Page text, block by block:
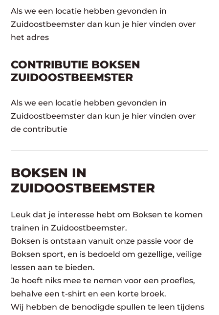
Als we een locatie hebben gevonden in
Zuidoostbeemster dan kun je hier vinden over
het adres
CONTRIBUTIE BOKSEN
ZUIDOOSTBEEMSTER
Als we een locatie hebben gevonden in
Zuidoostbeemster dan kun je hier vinden over
de contributie
BOKSEN IN
ZUIDOOSTBEEMSTER
Leuk dat je interesse hebt om Boksen te komen
trainen in Zuidoostbeemster.
Boksen is ontstaan vanuit onze passie voor de
Boksen sport, en is bedoeld om gezellige, veilige
lessen aan te bieden.
Je hoeft niks mee te nemen voor een proefles,
behalve een t-shirt en een korte broek.
Wij hebben de benodigde spullen te leen tijdens